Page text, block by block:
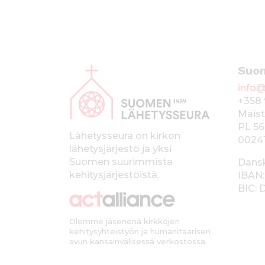
Lähetysseura on kirkon
lähetysjärjestö ja yksi
Suomen suurimmista
kehitysjärjestöistä.
Olemme jäsenenä kirkkojen
kehitysyhteistyön ja humanitaarisen
avun kansainvälisessä verkostossa.
+358
PL 56
BIC: